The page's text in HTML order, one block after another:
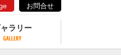
お問合せ
ラリー